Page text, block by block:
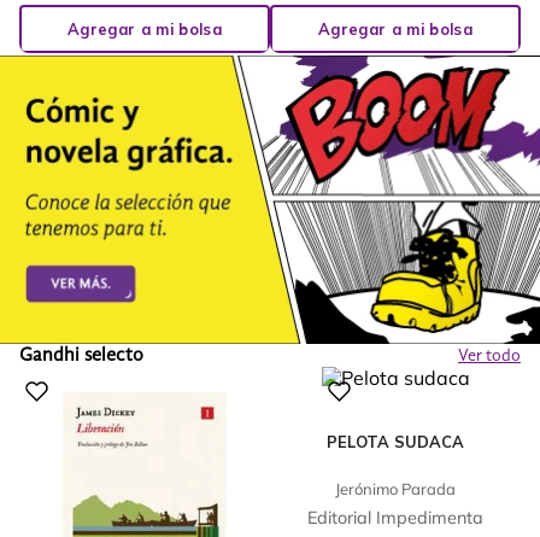
Agregar a mi bolsa Agregar a mi bolsa
Gandhi selecto Ver todo
PELOTA SUDACA
Jerónimo Parada
Editorial Impedimenta